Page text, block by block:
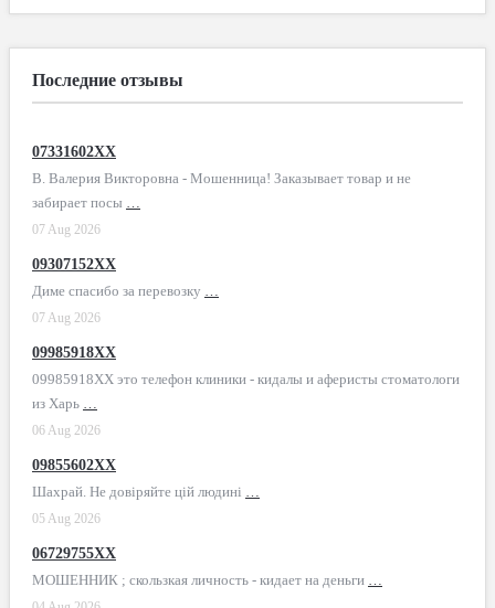
Последние отзывы
07331602XX
В. Валерия Викторовна - Мошенница! Заказывает товар и не
забирает посы …
07 Aug 2026
09307152XX
Диме спасибо за перевозку …
07 Aug 2026
09985918XX
09985918XX это телефон клиники - кидалы и аферисты стоматологи
из Харь …
06 Aug 2026
09855602XX
Шахрай. Не довіряйте цій людині …
05 Aug 2026
06729755XX
МОШЕННИК ; скользкая личность - кидает на деньги …